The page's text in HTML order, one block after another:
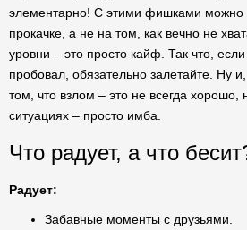
элементарно! С этими фишками можно
прокачке, а не на том, как вечно не
уровни – это просто кайф. Так что,
пробовал, обязательно залетайте. Ну
том, что взлом – это не всегда хорошо,
ситуациях – просто имба.
Что радует, а что
Радует:
Забавные моменты с друзьями.